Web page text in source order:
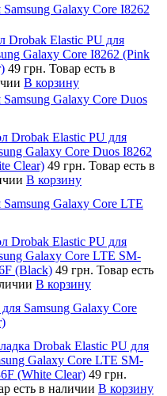
Galaxy Core I8262
Drobak Elastic PU для
Galaxy Core I8262 (Pink
49 грн. Товар есть в
В корзину
Galaxy Core Duos
Drobak Elastic PU для
Galaxy Core Duos I8262
Clear) 49 грн. Товар есть в
В корзину
Galaxy Core LTE
Drobak Elastic PU для
Galaxy Core LTE SM-
(Black) 49 грн. Товар есть
В корзину
Samsung Galaxy Core
Drobak Elastic PU для
Galaxy Core LTE SM-
(White Clear) 49 грн.
есть в наличии В корзину